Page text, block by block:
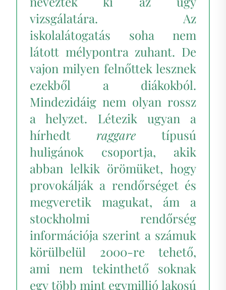
vizsgálatára. Az
iskolalátogatás soha nem
látott mélypontra zuhant. De
vajon milyen felnőttek lesznek
ezekből a diákokból.
Mindezidáig nem olyan rossz
a helyzet. Létezik ugyan a
hírhedt raggare típusú
huligánok csoportja, akik
abban lelkik örömüket, hogy
provokálják a rendőrséget és
megveretik magukat, ám a
stockholmi rendőrség
információja szerint a számuk
körülbelül 2000-re tehető,
ami nem tekinthető soknak
egy több mint egymillió lakosú